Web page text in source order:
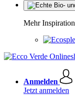
Mehr Inspiration
Anmelden
Jetzt anmelden